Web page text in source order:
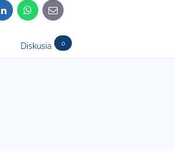
LinkedInWhatsApp
E-
mail
Diskusia 0